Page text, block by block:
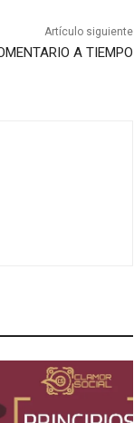
Artículo siguiente
A TIEMPO